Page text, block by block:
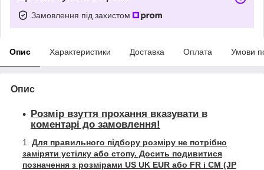
Замовлення під захистом
Опис Характеристики Доставка Оплата Умови
Опис
Розмір взуття прохання вказувати в
коментарі до замовлення!
Для правильного підбору розміру не потрібно
заміряти устілку або стопу. Досить подивитися
позначення з розмірами US UK EUR або FR і СМ (JP